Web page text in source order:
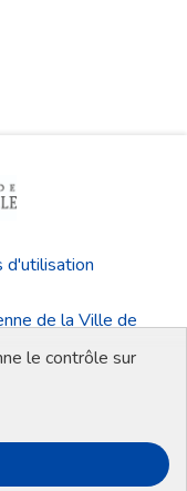
d'utilisation
de la Ville de
Data
le contrôle sur